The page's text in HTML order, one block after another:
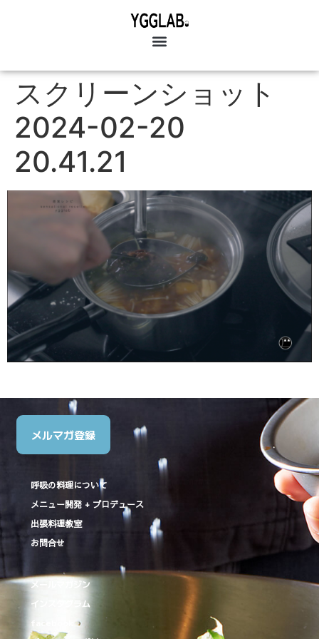
スクリーンショット
2024-02-20
20.41.21
メルマガ登録
呼吸の料理について
メニュー開発 + プロデュース
出張料理教室
お問合せ
メールマガジン
インスタグラム
facebook